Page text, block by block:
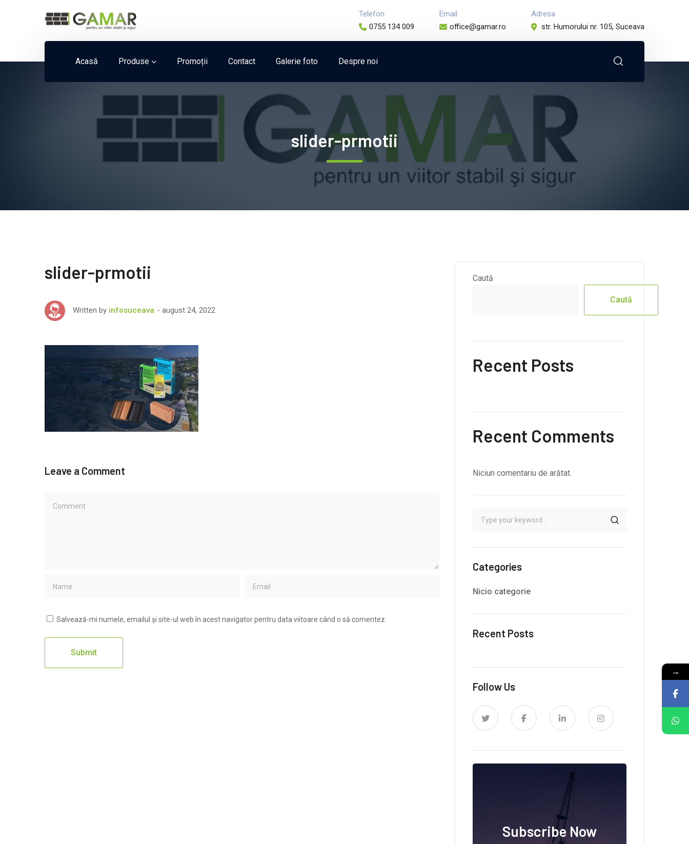
Telefon
0755 134 009
Email
office@gamar.ro
Adresa
str. Humorului nr. 105, Suceava
Acasă Produse Promoții Contact Galerie foto Despre noi
slider-prmotii
slider-prmotii
Written by infosuceava august 24, 2022
Leave a Comment
Salvează-mi numele, emailul și site-ul web în acest navigator pentru data viitoare când o să comentez.
Caută
Caută
Recent Posts
Recent Comments
Niciun comentariu de arătat.
Categories
Nicio categorie
Recent Posts
Follow Us
Subscribe Now
→